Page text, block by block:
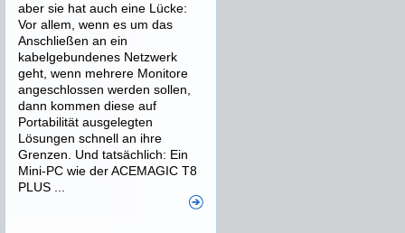
aber sie hat auch eine Lücke:
Vor allem, wenn es um das
Anschließen an ein
kabelgebundenes Netzwerk
geht, wenn mehrere Monitore
angeschlossen werden sollen,
dann kommen diese auf
Portabilität ausgelegten
Lösungen schnell an ihre
Grenzen. Und tatsächlich: Ein
Mini-PC wie der ACEMAGIC T8
PLUS ...